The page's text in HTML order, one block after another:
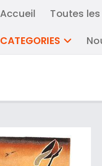
Accueil Toutes
CATEGORIES